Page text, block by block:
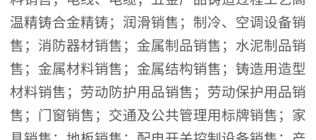
温精铸合金精铸；润滑销售；制冷、空调设备销
售；消防器材销售；金属制品销售；水泥制品销
售；金属材料销售；金属结构销售；铸造用造型
材料销售；劳动防护用品销售；劳动保护用品销
售；门窗销售；交通及公共管理用标牌销售；家